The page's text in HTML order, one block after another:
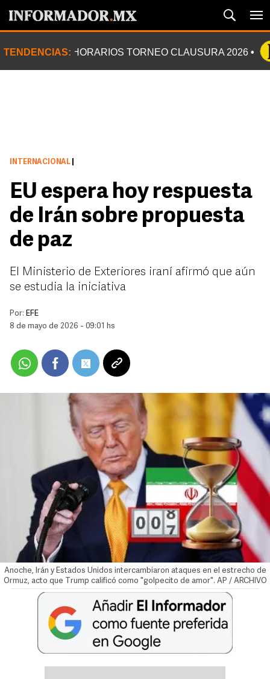
TENDENCIAS: HORARIOS TORNEO CLAUSURA 2026
INTERNACIONAL
EU espera hoy respuesta
de Irán sobre propuesta
de paz
El Ministerio de Exteriores iraní afirmó que aún
se estudia la iniciativa
Por: EFE
8 de mayo de 2026 - 09:01 hs
Anoche, Irán y Estados Unidos intercambiaron ataques en el estrecho de
Ormuz, acto que Trump calificó como "golpecito de amor". AP / ARCHIVO